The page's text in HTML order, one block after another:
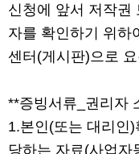
신청에 앞서 저작권
자를 확인하기 위하
센터(게시판)으로
**증빙서류_권리자
1.본인(또는 대리인
당하는 자료(사업자